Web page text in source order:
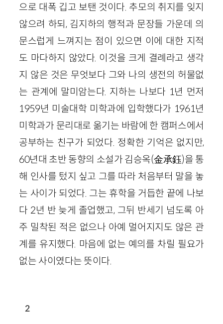
으로 대폭 깁고 보탠 것이다. 추모의 취지를 잊지
않으려 하되, 김지하의 행적과 문장들 가운데 의
문스럽게 느껴지는 점이 있으면 이에 대한 지적
도 마다하지 않았다. 이것을 크게 결례라고 생각
지 않은 것은 무엇보다 그와 나의 생전의 허물없
는 관계에 말미암는다. 지하는 나보다 1년 먼저
1959년 미술대학 미학과에 입학했다가 1961년
미학과가 문리대로 옮기는 바람에 한 캠퍼스에서
공부하는 친구가 되었다. 정확한 기억은 없지만,
60년대 초반 동향의 소설가 김승옥(金承鈺)을 통
해 인사를 텄지 싶고 그를 따라 처음부터 말을 놓
는 사이가 되었다. 그는 휴학을 거듭한 끝에 나보
다 2년 반 늦게 졸업했고, 그뒤 반세기 넘도록 아
주 밀착된 적은 없으나 아예 멀어지지도 않은 관
계를 유지했다. 마음에 없는 예의를 차릴 필요가
없는 사이였다는 뜻이다.
2